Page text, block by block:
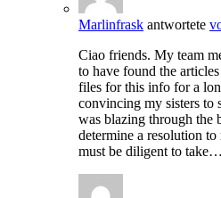
Marlinfrask antwortete
Ciao friends. My team
to have found the
files for this info for a
convincing my sisters to
was blazing through the
determine a resolution
must be diligent to take…